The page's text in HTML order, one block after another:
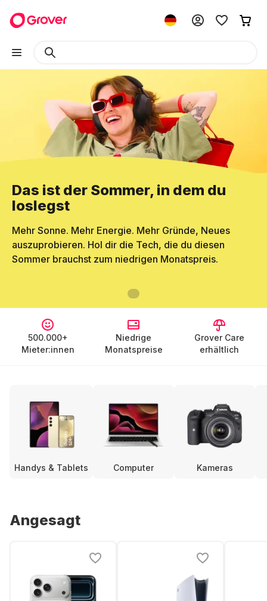
Das ist der Sommer, in dem du
loslegst
Mehr Sonne. Mehr Energie. Mehr Gründe, Neues
auszuprobieren. Hol dir die Tech, die du diesen
Sommer brauchst zum niedrigen Monatspreis.
500.000+
Mieter:innen
Niedrige
Monatspreise
Grover Care
erhältlich
Handys & Tablets Computer Kameras
Angesagt